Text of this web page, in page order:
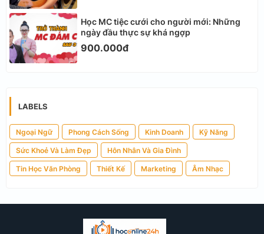
Học MC tiệc cưới cho người mới: Những
ngày đầu thực sự khá ngợp
900.000đ
LABELS
Ngoại Ngữ Phong Cách Sống Kinh Doanh Kỹ Năng
Sức Khoẻ Và Làm Đẹp Hôn Nhân Và Gia Đình
Tin Học Văn Phòng Thiết Kế Marketing Âm Nhạc